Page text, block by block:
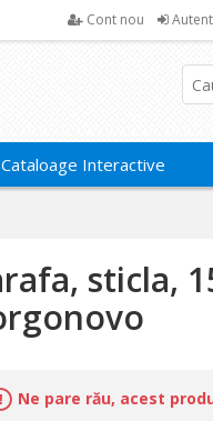
Cont nou
Cataloage Interactive
sticla,
Ne pare rău, acest